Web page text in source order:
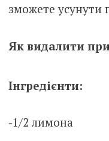
зможете усунути
Як видалити
Інгредієнти:
-1/2 лимона